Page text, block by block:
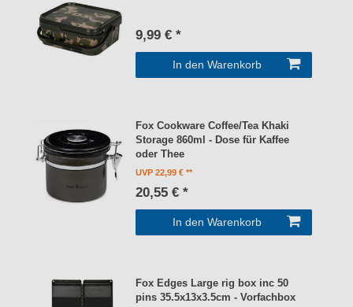
9,99 € *
In den Warenkorb
Fox Cookware Coffee/Tea Khaki
Storage 860ml - Dose für Kaffee
oder Thee
UVP 22,99 €
20,55 € *
In den Warenkorb
Fox Edges Large rig box inc 50
pins 35.5x13x3.5cm - Vorfachbox